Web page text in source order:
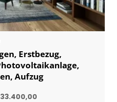
Erstbezug,
Aufzug